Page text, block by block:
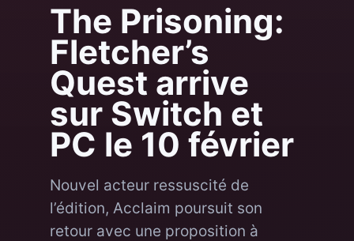
The Prisoning:
Fletcher’s
Quest arrive
sur Switch et
PC le 10 février
Nouvel acteur ressuscité de
l’édition, Acclaim poursuit son
retour avec une proposition à